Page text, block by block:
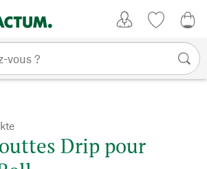
Drip pour